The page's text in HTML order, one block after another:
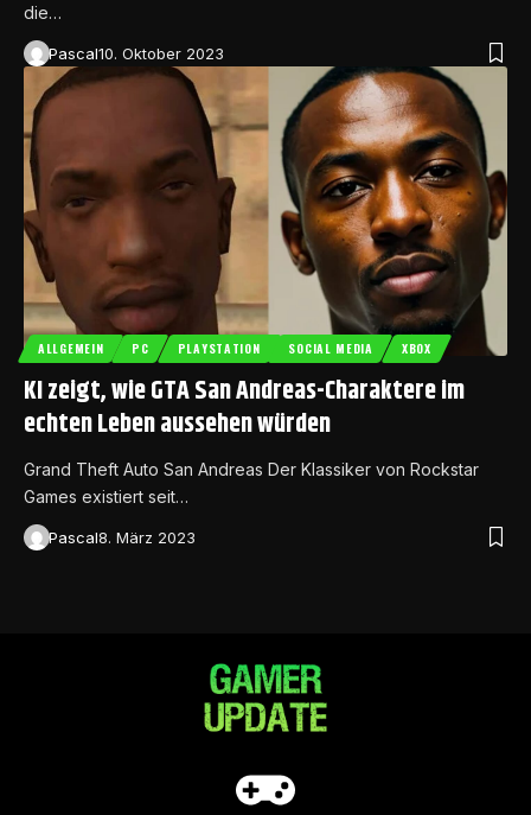
die…
Pascal10. Oktober 2023
ALLGEMEIN PC PLAYSTATION SOCIAL MEDIA XBOX
KI zeigt, wie GTA San Andreas-Charaktere im
echten Leben aussehen würden
Grand Theft Auto San Andreas Der Klassiker von Rockstar
Games existiert seit…
Pascal8. März 2023